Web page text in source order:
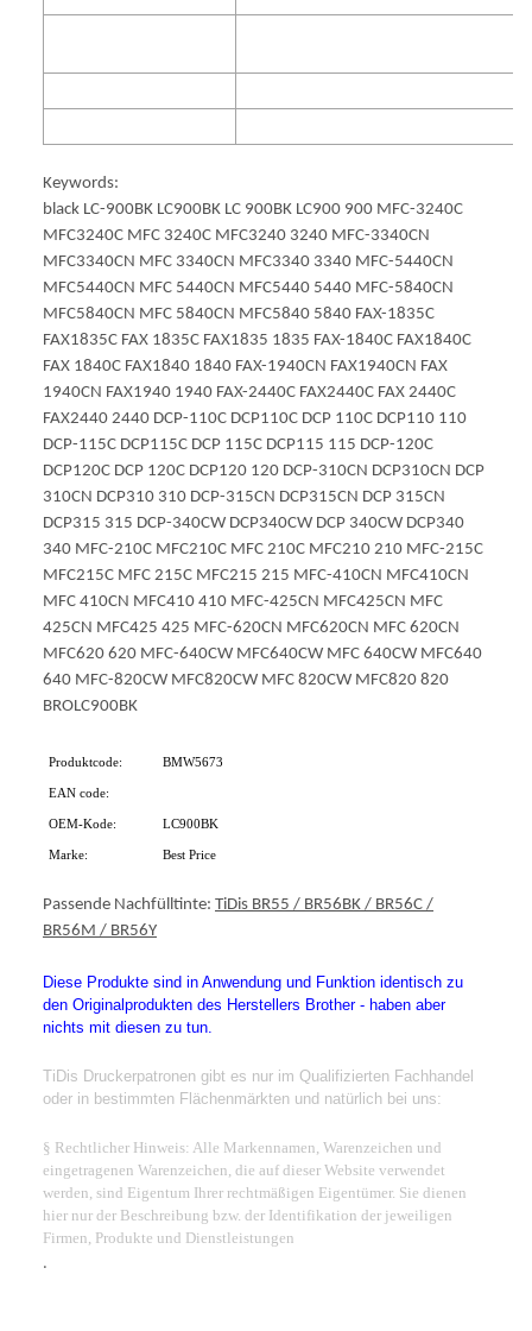
Keywords:
black LC-900BK LC900BK LC 900BK LC900 900 MFC-3240C
MFC3240C MFC 3240C MFC3240 3240 MFC-3340CN
MFC3340CN MFC 3340CN MFC3340 3340 MFC-5440CN
MFC5440CN MFC 5440CN MFC5440 5440 MFC-5840CN
MFC5840CN MFC 5840CN MFC5840 5840 FAX-1835C
FAX1835C FAX 1835C FAX1835 1835 FAX-1840C FAX1840C
FAX 1840C FAX1840 1840 FAX-1940CN FAX1940CN FAX
1940CN FAX1940 1940 FAX-2440C FAX2440C FAX 2440C
FAX2440 2440 DCP-110C DCP110C DCP 110C DCP110 110
DCP-115C DCP115C DCP 115C DCP115 115 DCP-120C
DCP120C DCP 120C DCP120 120 DCP-310CN DCP310CN DCP
310CN DCP310 310 DCP-315CN DCP315CN DCP 315CN
DCP315 315 DCP-340CW DCP340CW DCP 340CW DCP340
340 MFC-210C MFC210C MFC 210C MFC210 210 MFC-215C
MFC215C MFC 215C MFC215 215 MFC-410CN MFC410CN
MFC 410CN MFC410 410 MFC-425CN MFC425CN MFC
425CN MFC425 425 MFC-620CN MFC620CN MFC 620CN
MFC620 620 MFC-640CW MFC640CW MFC 640CW MFC640
640 MFC-820CW MFC820CW MFC 820CW MFC820 820
BROLC900BK
Produktcode: BMW5673
EAN code:
OEM-Kode: LC900BK
Marke: Best Price
Passende Nachfülltinte: TiDis BR55 / BR56BK / BR56C /
BR56M / BR56Y
Diese Produkte sind in Anwendung und Funktion identisch zu
den Originalprodukten des Herstellers Brother - haben aber
nichts mit diesen zu tun.
TiDis Druckerpatronen gibt es nur im Qualifizierten Fachhandel
oder in bestimmten Flächenmärkten und natürlich bei uns:
§ Rechtlicher Hinweis: Alle Markennamen, Warenzeichen und
eingetragenen Warenzeichen, die auf dieser Website verwendet
werden, sind Eigentum Ihrer rechtmäßigen Eigentümer. Sie dienen
hier nur der Beschreibung bzw. der Identifikation der jeweiligen
Firmen, Produkte und Dienstleistungen
.